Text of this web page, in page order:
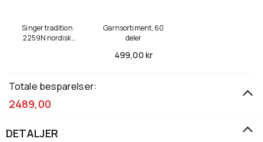
Singer tradition
2259N nordisk
Garnsortiment, 60
deler
499,00 kr
Totale besparelser:
2489,00
DETALJER